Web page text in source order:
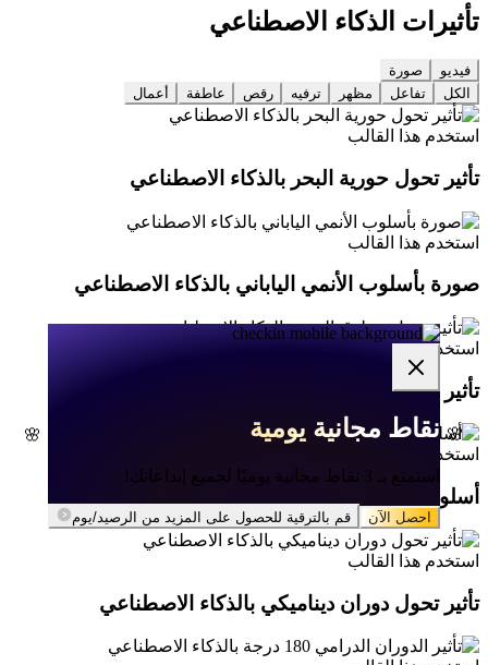
🌸 🌸
✦
تأثيرات الذكاء الاصطناعي
فيديو
صورة
الكل
تفاعل مظهر ترفيه رقص عاطفة أعمال
استخدم هذا القالب
تأثير تحول حورية البحر بالذكاء الاصطناعي
استخدم هذا القالب
صورة بأسلوب الأنمي الياباني بالذكاء الاصطناعي
استخدم هذا القالب
تأثير تحول مخلوق الجنية بالذكاء الاصطناعي
استخدم هذا القالب
أسلوب رسوم غيبلي ميازاكي بالذكاء الاصطناعي
استخدم هذا القالب
تأثير تحول دوران ديناميكي بالذكاء الاصطناعي
نقاط مجانية يومية
استمتع بـ 3 نقاط مجانية يوميًا لجميع إبداعاتك!
احصل الآن قم بالترقية للحصول على المزيد من الرصيد/يوم
نقاط مجانية يومية
استمتع بـ 3 نقاط مجانية يوميًا لجميع إبداعاتك!
احصل الآن قم بالترقية للحصول على المزيد من الرصيد/يوم